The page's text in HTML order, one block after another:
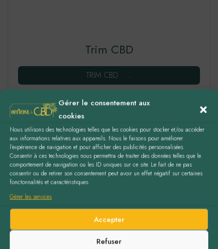
Gérer le consentement aux
cookies
Nous utilisons des technologies telles que les cookies pour stocker et/ou accéder
aux informations relatives aux appareils. Nous le faisons pour améliorer
l’expérience de navigation et pour afficher des publicités personnalisées.
Consentir à ces technologies nous permettra de traiter des données telles que le
comportement de navigation ou les ID uniques sur ce site. Le fait de ne pas
consentir ou de retirer son consentement peut avoir un effet négatif sur certaines
fonctonnalités et caractéristiques.
Gérer les services
Accepter
Refuser
Trim CBD
TRIM CBD …
0,20€
AJOUTER AU PANIER
produit
a
plusieurs